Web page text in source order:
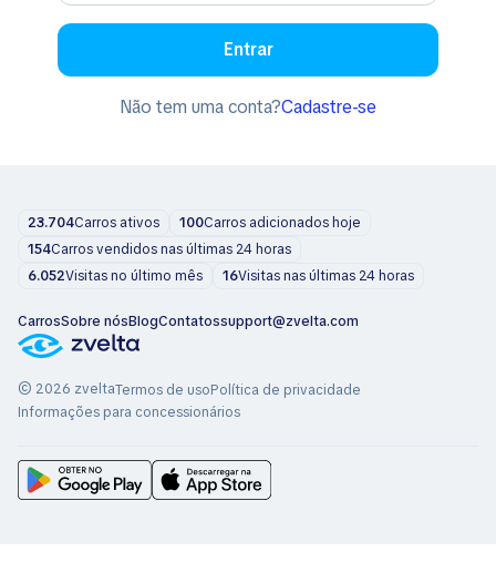
Entrar
Não tem uma conta?Cadastre-se
23.704Carros ativos 100Carros adicionados hoje
154Carros vendidos nas últimas 24 horas
6.052Visitas no último mês 16Visitas nas últimas 24 horas
CarrosSobre nósBlogContatossupport@zvelta.com
© 2026 zveltaTermos de usoPolítica de privacidade
Informações para concessionários